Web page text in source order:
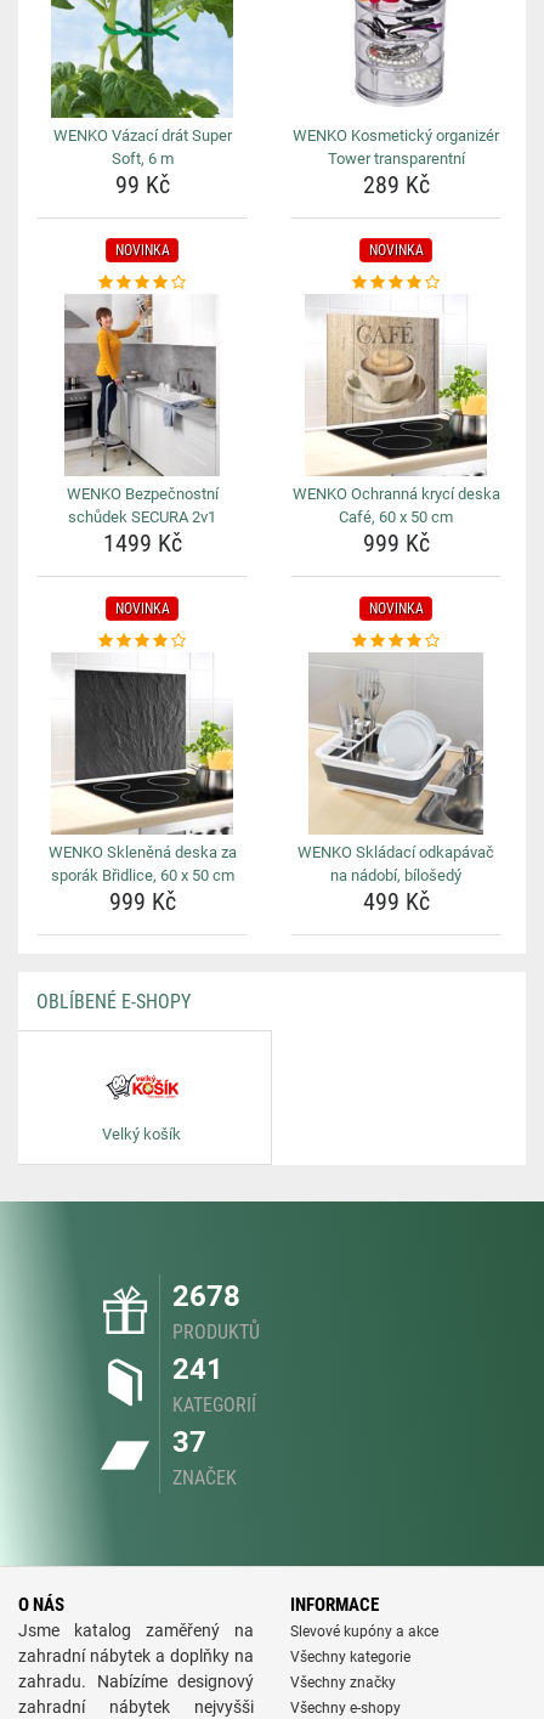
WENKO Vázací drát Super
Soft, 6 m
99 Kč
WENKO Kosmetický organizér
Tower transparentní
289 Kč
NOVINKA
WENKO Bezpečnostní
schůdek SECURA 2v1
1499 Kč
NOVINKA
WENKO Ochranná krycí deska
Café, 60 x 50 cm
999 Kč
NOVINKA
WENKO Skleněná deska za
sporák Břidlice, 60 x 50 cm
999 Kč
NOVINKA
WENKO Skládací odkapávač
na nádobí, bílošedý
499 Kč
OBLÍBENÉ E-SHOPY
Velký košík
2678
PRODUKTŮ
241
KATEGORIÍ
37
ZNAČEK
O NÁS
Jsme katalog zaměřený na
zahradní nábytek a doplňky na
zahradu. Nabízíme designový
zahradní nábytek nejvyšši
INFORMACE
Slevové kupóny a akce
Všechny kategorie
Všechny značky
Všechny e-shopy